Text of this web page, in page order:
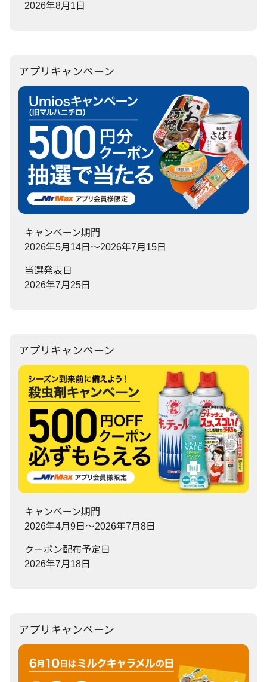
2026年8月1日
アプリキャンペーン
キャンペーン期間
2026年5月14日～2026年7月15日
当選発表日
2026年7月25日
アプリキャンペーン
キャンペーン期間
2026年4月9日～2026年7月8日
クーポン配布予定日
2026年7月18日
アプリキャンペーン